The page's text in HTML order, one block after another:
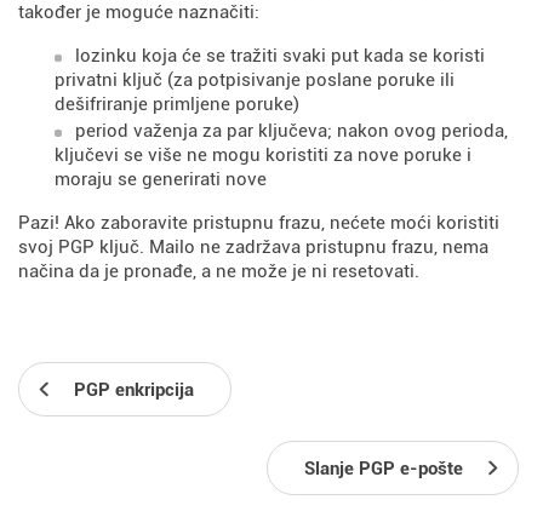
također je moguće naznačiti:
lozinku koja će se tražiti svaki put kada se koristi
privatni ključ (za potpisivanje poslane poruke ili
dešifriranje primljene poruke)
period važenja za par ključeva; nakon ovog perioda,
ključevi se više ne mogu koristiti za nove poruke i
moraju se generirati nove
Pazi! Ako zaboravite pristupnu frazu, nećete moći koristiti
svoj PGP ključ. Mailo ne zadržava pristupnu frazu, nema
načina da je pronađe, a ne može je ni resetovati.
PGP enkripcija
Slanje PGP e-pošte